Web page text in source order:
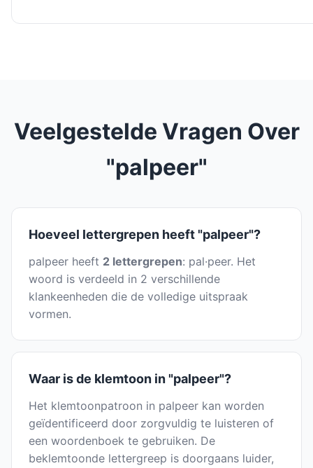
Veelgestelde Vragen Over
"palpeer"
Hoeveel lettergrepen heeft "palpeer"?
palpeer heeft 2 lettergrepen: pal·peer. Het
woord is verdeeld in 2 verschillende
klankeenheden die de volledige uitspraak
vormen.
Waar is de klemtoon in "palpeer"?
Het klemtoonpatroon in palpeer kan worden
geïdentificeerd door zorgvuldig te luisteren of
een woordenboek te gebruiken. De
beklemtoonde lettergreep is doorgaans luider,